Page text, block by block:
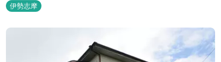
伊勢志摩